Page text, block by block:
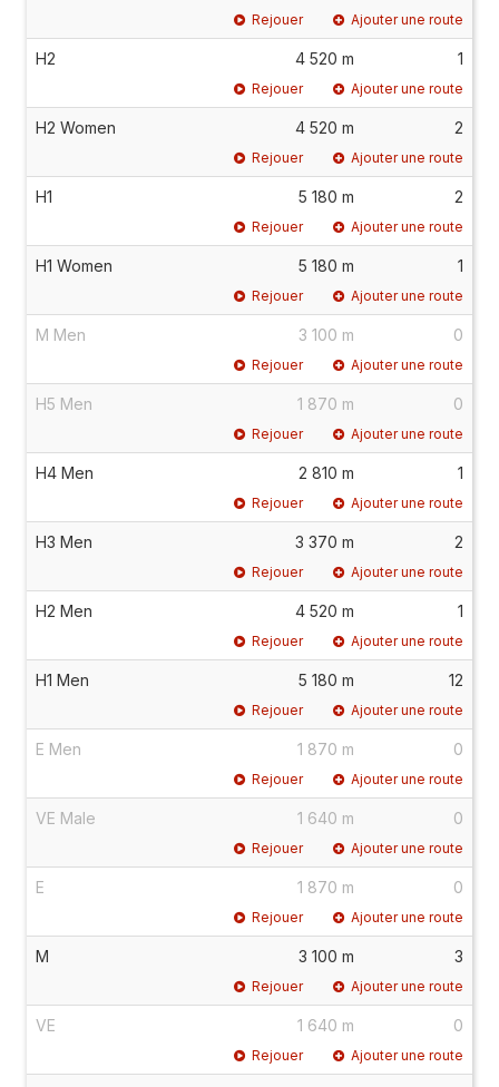
Rejouer Ajouter une route
H2 4 520 m 1
Rejouer Ajouter une route
H2 Women 4 520 m 2
Rejouer Ajouter une route
H1 5 180 m 2
Rejouer Ajouter une route
H1 Women 5 180 m 1
Rejouer Ajouter une route
M Men 3 100 m 0
Rejouer Ajouter une route
H5 Men 1 870 m 0
Rejouer Ajouter une route
H4 Men 2 810 m 1
Rejouer Ajouter une route
H3 Men 3 370 m 2
Rejouer Ajouter une route
H2 Men 4 520 m 1
Rejouer Ajouter une route
H1 Men 5 180 m 12
Rejouer Ajouter une route
E Men 1 870 m 0
Rejouer Ajouter une route
VE Male 1 640 m 0
Rejouer Ajouter une route
E 1 870 m 0
Rejouer Ajouter une route
M 3 100 m 3
Rejouer Ajouter une route
VE 1 640 m 0
Rejouer Ajouter une route